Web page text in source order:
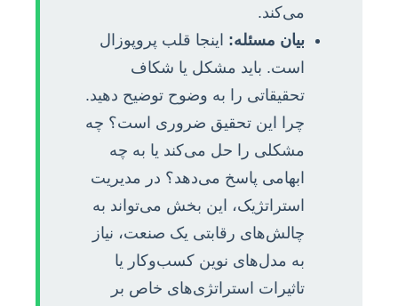
می‌کند.
بیان مسئله: اینجا قلب پروپوزال
است. باید مشکل یا شکاف
تحقیقاتی را به وضوح توضیح دهید.
چرا این تحقیق ضروری است؟ چه
مشکلی را حل می‌کند یا به چه
ابهامی پاسخ می‌دهد؟ در مدیریت
استراتژیک، این بخش می‌تواند به
چالش‌های رقابتی یک صنعت، نیاز
به مدل‌های نوین کسب‌وکار یا
تاثیرات استراتژی‌های خاص بر